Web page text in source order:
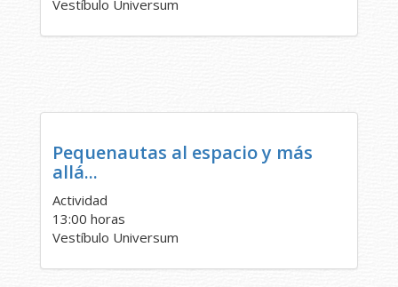
Vestíbulo Universum
Pequenautas al espacio y más
allá...
Actividad
13:00 horas
Vestíbulo Universum